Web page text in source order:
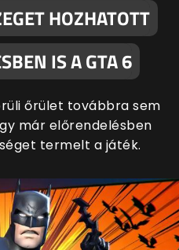
HOZHATOTT
IS A GTA 6
őrület továbbra sem
már előrendelésben
termelt a játék.